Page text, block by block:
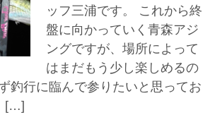
ッフ三浦です。 これから終
盤に向かっていく青森アジ
ングですが、場所によって
はまだもう少し楽しめるの
釣行に臨んで参りたいと思ってお
[…]